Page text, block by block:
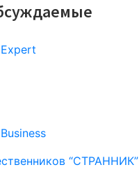
“СТРАННИК”